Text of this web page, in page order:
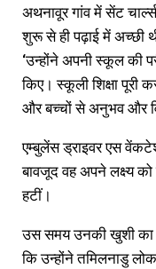
अथनावूर गांव में सेंट
शुरू से ही पढ़ाई में अच्छी
‘उन्होंने अपनी स्कूल की
किए। स्कूली शिक्षा पूरी
और बच्चों से अनुभव और
एम्बुलेंस ड्राइवर एस
बावजूद वह अपने लक्ष्य
हटीं।
उस समय उनकी खुशी का
कि उन्होंने तमिलनाडु